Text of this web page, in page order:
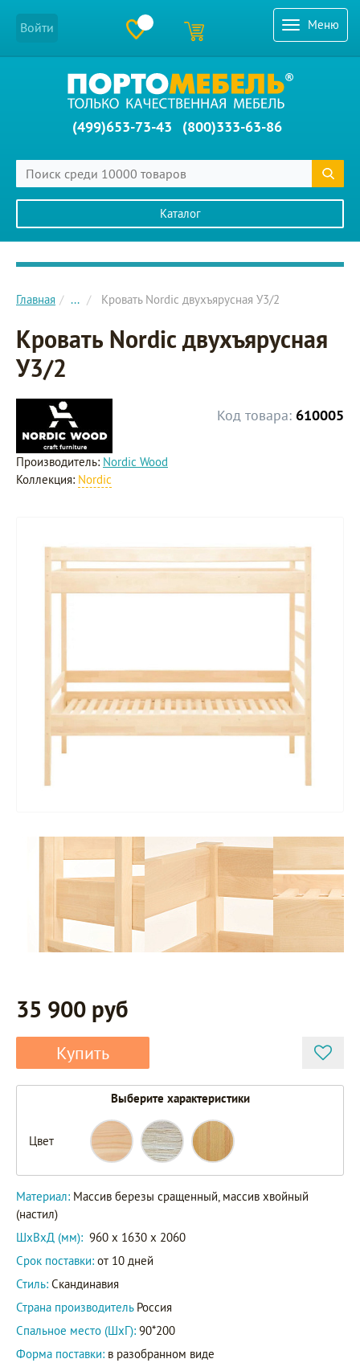
Меню
Войти
(499)653-73-43 (800)333-63-86
Каталог
Главное меню сайта
Главная ... Кровать Nordic двухъярусная У3/2
Кровать Nordic двухъярусная
У3/2
Код товара: 610005
Производитель: Nordic Wood
Коллекция: Nordic
35 900 руб
Купить
Выберите характеристики
Цвет
Материал: Массив березы сращенный, массив хвойный
(настил)
ШxВxД (мм): 960 x 1630 x 2060
Срок поставки: от 10 дней
Стиль: Скандинавия
Страна производитель Россия
Спальное место (ШхГ): 90*200
Форма поставки: в разобранном виде